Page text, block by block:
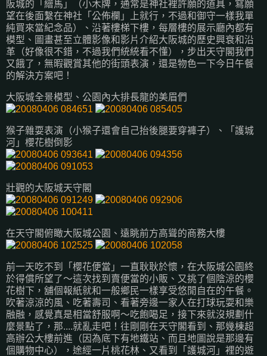
阪城的「繪馬」（小木牌，通常是神社裡許願的道具，寫願
望在後面繫在神社「公佈欄」上就行，不過和御守一樣我單
純買來當紀念品）、沿著樓梯下樓，每層樓的展示廳內都有
模型、圖畫甚至立體影像和影片介紹大阪城的歷史興衰和沿
革（好像很不錯，不過我們統統看不懂），步出天守閣我們
又餓了，無暇觀賞其他的街頭表演，還是物色一下今日午餐
的解決方案吧！
大阪城全景模型、公園內大排長龍的美眉們
猴子雜耍表演（小猴子還會自己抬後腿要穿褲子）、「護城
河」櫻花樹倒影
壯觀的大阪城天守閣
在天守閣俯瞰大阪城公園、遠眺前方高聳的商務大樓
前一天吃不到「櫻花便當」一直耿耿於懷，在大阪城公園終
於得償所望了～這次找到賣便當的小販、又挑了個陰涼的櫻
花樹下，舖個報紙就和一般鄉民一樣享受悠閒自在的午餐。
吹著涼涼的風、吃著壽司、看著旁邊一家人在打球玩耍和樂
融融，感覺真是相當舒服啊～吃飽喝足，接下來就沒規劃什
麼景點了，那....就亂走吧！往剛剛在天守閣看到、那幾棟超
高辦公大樓前進（因為底下有地鐵站、而且地圖說是那邊有
個購物中心），途經一片桃花林、又看到「護城河」裡的遊